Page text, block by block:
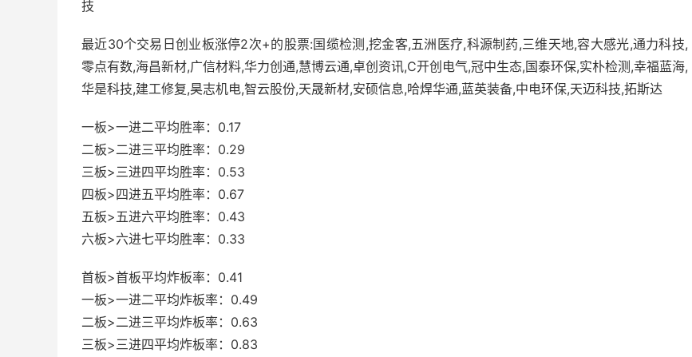
技
最近30个交易日创业板涨停2次+的股票:国缆检测,挖金客,五洲医疗,科源制药,三维天地,容大感光,通力科技,
零点有数,海昌新材,广信材料,华力创通,慧博云通,卓创资讯,C开创电气,冠中生态,国泰环保,实朴检测,幸福蓝海,
华是科技,建工修复,昊志机电,智云股份,天晟新材,安硕信息,哈焊华通,蓝英装备,中电环保,天迈科技,拓斯达
一板>一进二平均胜率：0.17
二板>二进三平均胜率：0.29
三板>三进四平均胜率：0.53
四板>四进五平均胜率：0.67
五板>五进六平均胜率：0.43
六板>六进七平均胜率：0.33
首板>首板平均炸板率：0.41
一板>一进二平均炸板率：0.49
二板>二进三平均炸板率：0.63
三板>三进四平均炸板率：0.83